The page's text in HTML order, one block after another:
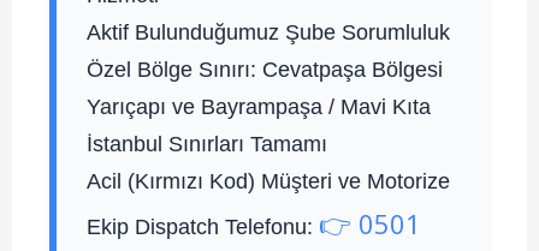
Aktif Bulunduğumuz Şube Sorumluluk
Özel Bölge Sınırı: Cevatpaşa Bölgesi
Yarıçapı ve Bayrampaşa / Mavi Kıta
İstanbul Sınırları Tamamı
Acil (Kırmızı Kod) Müşteri ve Motorize
Ekip Dispatch Telefonu: 👉 0501